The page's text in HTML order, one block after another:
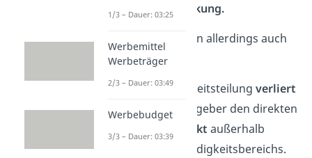
die
Marktdeckung.
Daraus resultieren allerdings auch
Nachteile,denn
Durch die Arbeitsteilung verliert
der Franchisegeber den direkten
Kundenkontakt außerhalb
seines Zuständigkeitsbereichs.
1/3 – Dauer: 03:25
Werbemittel
Werbeträger
2/3 – Dauer: 03:49
Werbebudget
3/3 – Dauer: 03:39